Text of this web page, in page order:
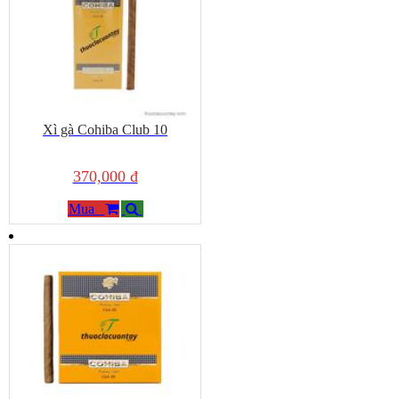
Các thương hiệu xì gà Mini chính hãng kinh điển
Chúng tôi tự hào cung cấp đầy đủ các dòng xì gà mini (Cigarillos)
từ những vùng đất danh tiếng nhất thế giới:
• Xì gà Cuba Mini: Những kiệt tác từ
chọn số 1 cho những ai tìm kiếm hương vị đất và gỗ nguyên bản
của đảo quốc tự do.
cây nhẹ nhàng, tạo cảm giác thư thái và hương thơm dễ chịu cho
người xung quanh.
Xì gà Cohiba Club 10
370,000 đ
Mua